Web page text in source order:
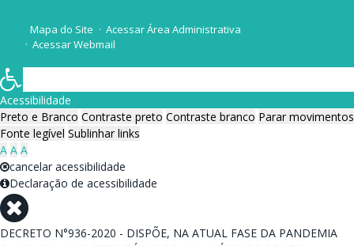
Mapa do Site
Acessar Área Administrativa
Acessar Webmail
Acessibilidade
Preto e Branco Contraste preto Contraste branco Parar movimentos
Fonte legível Sublinhar links
A A A
cancelar acessibilidade
Declaração de acessibilidade
DECRETO N°936-2020 - DISPÕE, NA ATUAL FASE DA PANDEMIA